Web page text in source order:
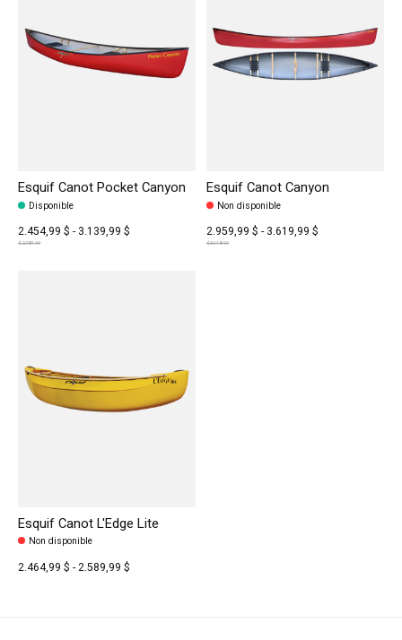
Esquif Canot Pocket Canyon
Disponible
2.454,99 $ - 3.139,99 $
$2,787.99
Esquif Canot Canyon
Non disponible
2.959,99 $ - 3.619,99 $
$3,118.99
Esquif Canot L'Edge Lite
Non disponible
2.464,99 $ - 2.589,99 $